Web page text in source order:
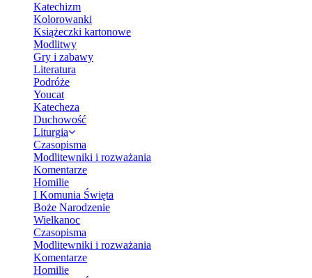
Katechizm
Kolorowanki
Książeczki kartonowe
Modlitwy
Gry i zabawy
Literatura
Podróże
Youcat
Katecheza
Duchowość
Liturgia
Czasopisma
Modlitewniki i rozważania
Komentarze
Homilie
I Komunia Święta
Boże Narodzenie
Wielkanoc
Czasopisma
Modlitewniki i rozważania
Komentarze
Homilie